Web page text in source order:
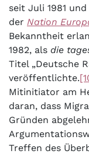
seit Juli 1981
der Nation
Bekanntheit
1982, als die
Titel „Deutsche
veröffentlichte.
Mitinitiator am
daran, dass
Gründen
Treffen des